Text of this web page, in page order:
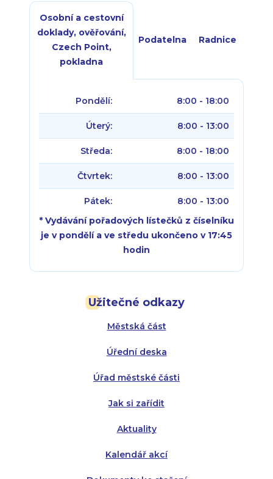
Užitečné odkazy
Městská část
Úřední deska
Úřad městské části
Jak si zařídit
Aktuality
Kalendář akcí
Osobní a cestovní
doklady, ověřování,
Czech Point,
pokladna
Podatelna Radnice
Pondělí: 8:00 - 18:00
Úterý: 8:00 - 13:00
Středa: 8:00 - 18:00
Čtvrtek: 8:00 - 13:00
Pátek:
8:00 - 13:00
* Vydávání pořadových lístečků z číselníku
je v pondělí a ve středu ukončeno v 17:45
hodin
Úterý:
Středa:
Čtvrtek:
Pátek:
Úterý:
Středa:
Čtvrtek: